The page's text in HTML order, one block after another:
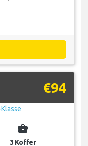
€94
business_center
3 Koffer